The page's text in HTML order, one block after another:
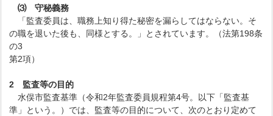
⑶守秘義務
「監査委員は、職務上知り得た秘密を漏らしてはならない。そ
の職を退いた後も、同様とする。」とされています。（法第198条
の3
第2項）
2 監査等の目的
水俣市監査基準（令和2年監査委員規程第4号。以下「監査基
準」という。）では、監査等の目的について、次のとおり定めて